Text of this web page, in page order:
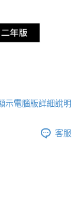
示電腦版詳細說明
客服